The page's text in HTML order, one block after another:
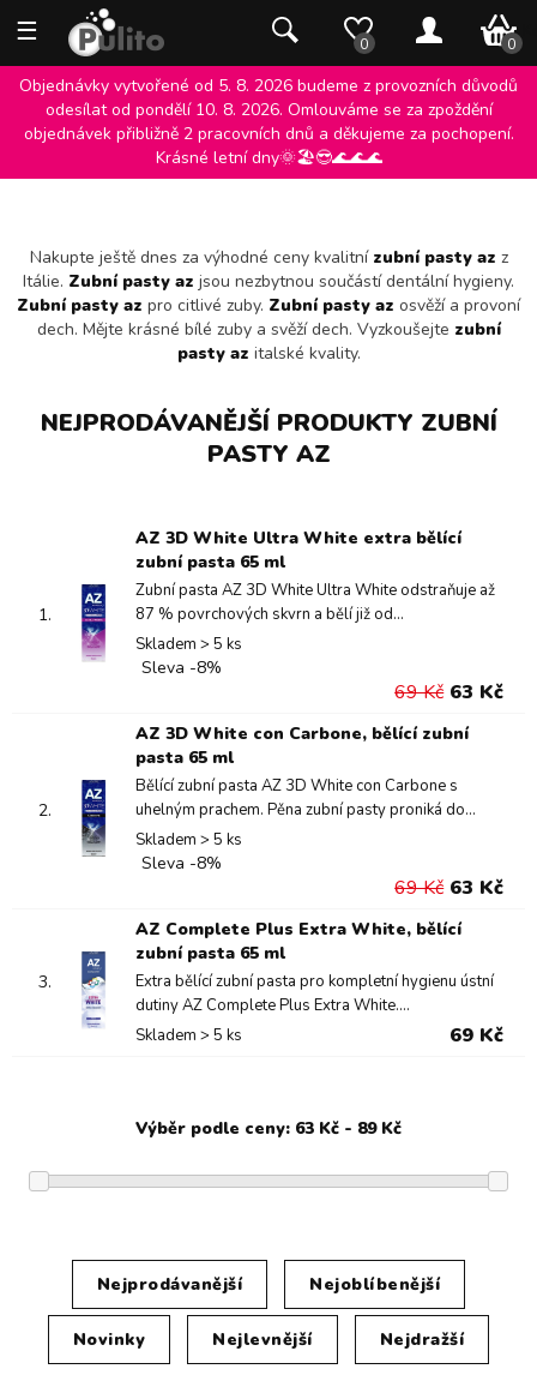
☰ 0 0
0
Objednávky vytvořené od 5. 8. 2026 budeme z provozních důvodů
odesílat od pondělí 10. 8. 2026. Omlouváme se za zpoždění
objednávek přibližně 2 pracovních dnů a děkujeme za pochopení.
Krásné letní dny🌞🏖️😎🌊🌊🌊
ZUBNÍ PASTY AZ
Nakupte ještě dnes za výhodné ceny kvalitní zubní pasty az z
Itálie. Zubní pasty az jsou nezbytnou součástí dentální hygieny.
Zubní pasty az pro citlivé zuby. Zubní pasty az osvěží a provoní
dech. Mějte krásné bílé zuby a svěží dech. Vyzkoušejte zubní
pasty az italské kvality.
NEJPRODÁVANĚJŠÍ PRODUKTY ZUBNÍ
PASTY AZ
1.
AZ 3D White Ultra White extra bělící
zubní pasta 65 ml
Zubní pasta AZ 3D White Ultra White odstraňuje až
87 % povrchových skvrn a bělí již od...
Skladem > 5 ks
Sleva -8%
69 Kč63 Kč
2.
AZ 3D White con Carbone, bělící zubní
pasta 65 ml
Bělící zubní pasta AZ 3D White con Carbone s
uhelným prachem. Pěna zubní pasty proniká do...
Skladem > 5 ks
Sleva -8%
69 Kč63 Kč
3.
AZ Complete Plus Extra White, bělící
zubní pasta 65 ml
Extra bělící zubní pasta pro kompletní hygienu ústní
dutiny AZ Complete Plus Extra White....
Skladem > 5 ks
69 Kč
Nejprodávanější Nejoblíbenější
Novinky Nejlevnější Nejdražší